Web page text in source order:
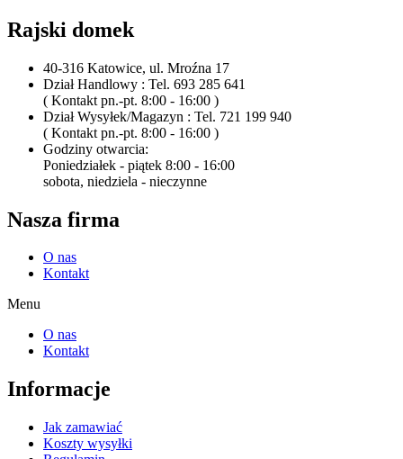
Rajski domek
40-316 Katowice, ul. Mroźna 17
Dział Handlowy : Tel. 693 285 641
( Kontakt pn.-pt. 8:00 - 16:00 )
Dział Wysyłek/Magazyn : Tel. 721 199 940
( Kontakt pn.-pt. 8:00 - 16:00 )
Godziny otwarcia:
Poniedziałek - piątek 8:00 - 16:00
sobota, niedziela - nieczynne
Nasza firma
O nas
Kontakt
Menu
O nas
Kontakt
Informacje
Jak zamawiać
Koszty wysyłki